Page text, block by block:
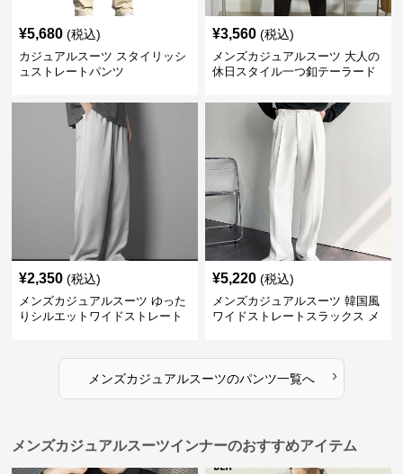
¥5,680 (税込)
カジュアルスーツ スタイリッシ
ュストレートパンツ
¥3,560 (税込)
メンズカジュアルスーツ 大人の
休日スタイル一つ釦テーラード
¥2,350 (税込)
メンズカジュアルスーツ ゆった
りシルエットワイドストレート
¥5,220 (税込)
メンズカジュアルスーツ 韓国風
ワイドストレートスラックス メ
メンズカジュアルスーツのパンツ一覧へ ›
メンズカジュアルスーツインナーのおすすめアイテム